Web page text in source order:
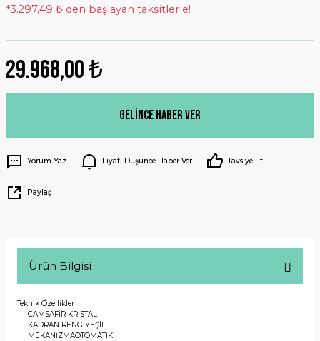
*3.297,49 ₺ den başlayan taksitlerle!
29.968,00 ₺
Gelince Haber Ver
Yorum Yaz Fiyatı Düşünce Haber Ver Tavsiye Et
Paylaş
Ürün Bilgisi
Teknik Özellikler
CAMSAFİR KRİSTAL
KADRAN RENGİYEŞİL
MEKANİZMAOTOMATİK